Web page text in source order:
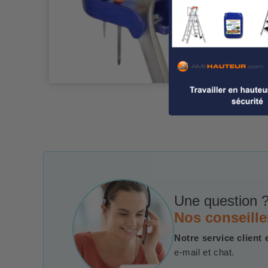
Une question
Nos
Notre service client
e-mail et chat.